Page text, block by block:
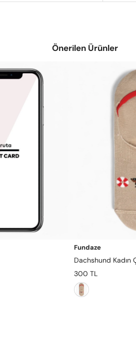
Önerilen Ürünler
Fundaze
Dachshund Kadın
300 TL